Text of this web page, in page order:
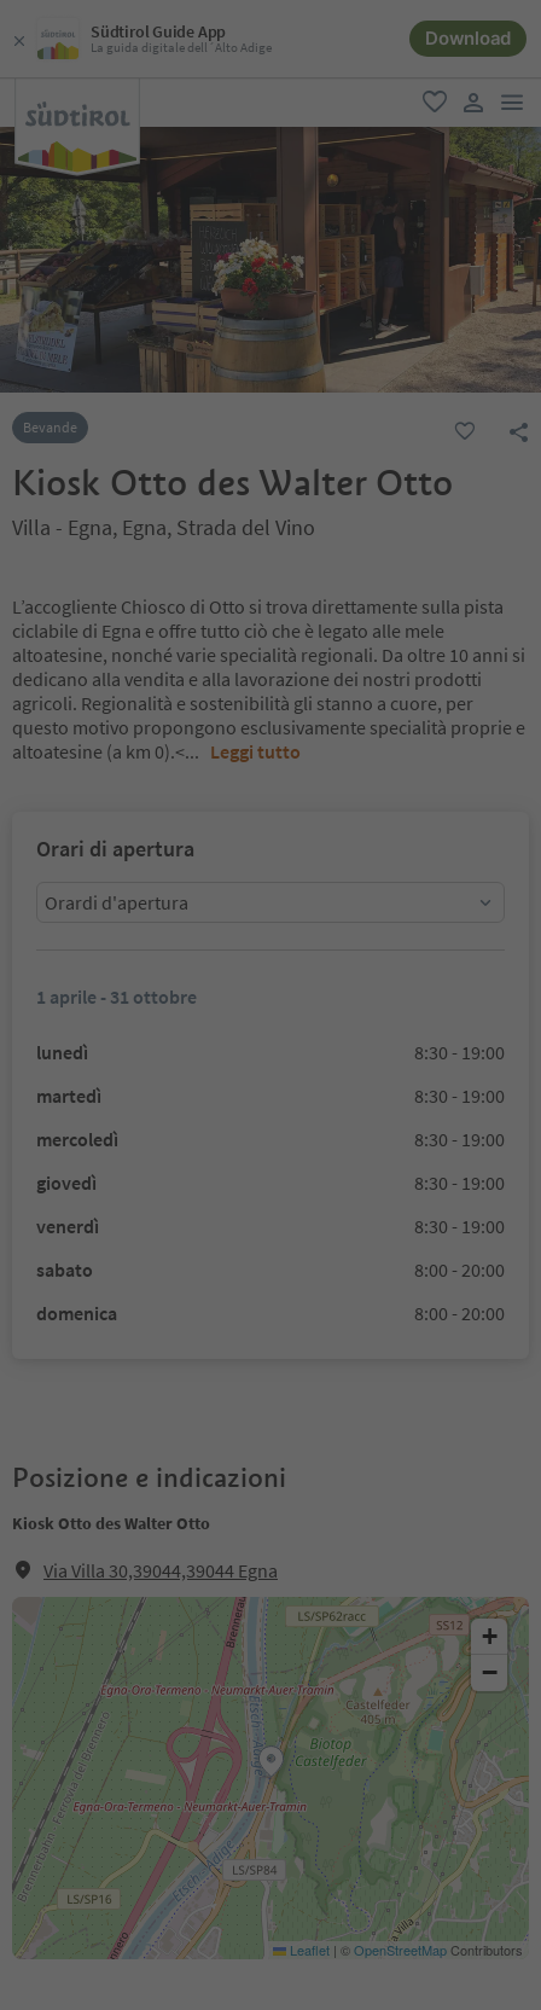
Südtirol Guide App
La guida digitale dell´Alto Adige Download
favoriti
user link
Bevande
Kiosk Otto des Walter Otto
Villa - Egna, Egna, Strada del Vino
L’accogliente Chiosco di Otto si trova direttamente sulla pista
ciclabile di Egna e offre tutto ciò che è legato alle mele
altoatesine, nonché varie specialità regionali. Da oltre 10 anni si
dedicano alla vendita e alla lavorazione dei nostri prodotti
agricoli. Regionalità e sostenibilità gli stanno a cuore, per
questo motivo propongono esclusivamente specialità proprie e
altoatesine (a km 0).<... Leggi tutto
Orari di apertura
Orardi d'apertura
1 aprile - 31 ottobre
lunedì
8:30 - 19:00
martedì
8:30 - 19:00
mercoledì
8:30 - 19:00
giovedì
8:30 - 19:00
venerdì
8:30 - 19:00
sabato
8:00 - 20:00
domenica
8:00 - 20:00
Posizione e indicazioni
Kiosk Otto des Walter Otto
Via Villa 30,39044,39044 Egna
+
−
Leaflet | ©OpenStreetMapContributors